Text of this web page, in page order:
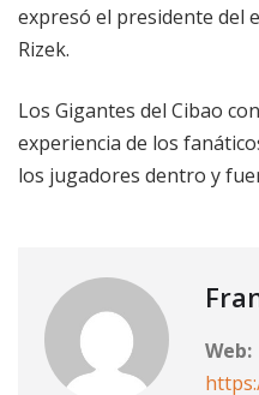
expresó el presidente del
Rizek.
Los Gigantes del Cibao
experiencia de los
los jugadores dentro y
Web: